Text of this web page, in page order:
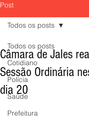
Post
Todos os posts
Cotidiano
Polícia
Saúde
Prefeitura
Todos os posts
Câmara de Jales
Sessão Ordinária
dia 20